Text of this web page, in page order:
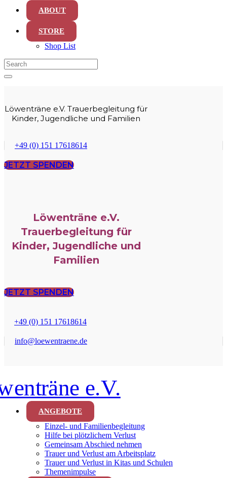
ABOUT
STORE
Shop List
Löwenträne e.V. Trauerbegleitung für
Kinder, Jugendliche und Familien
+49 (0) 151 17618614
JETZT SPENDEN
Löwenträne e.V.
Trauerbegleitung für
Kinder, Jugendliche und
Familien
JETZT SPENDEN
+49 (0) 151 17618614
info@loewentraene.de
ANGEBOTE
Einzel- und Familienbegleitung
Hilfe bei plötzlichem Verlust
Gemeinsam Abschied nehmen
Trauer und Verlust am Arbeitsplatz
Trauer und Verlust in Kitas und Schulen
Themenimpulse